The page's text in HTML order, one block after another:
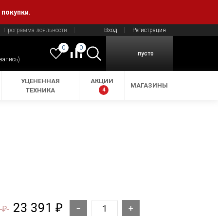
Вход Регистрация
Программа лояльности
0
0
пусто
УЦЕНЕННАЯ
ТЕХНИКА
АКЦИИ
4
МАГАЗИНЫ
₽ 23 391 ₽